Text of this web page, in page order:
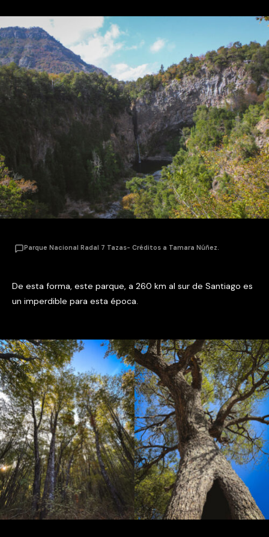
Parque Nacional Radal 7 Tazas- Créditos a Tamara Núñez.
De esta forma, este parque, a 260 km al sur de Santiago es
un imperdible para esta época.